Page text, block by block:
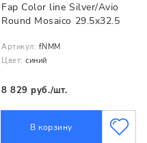
Fap Color line Silver/Avio
Round Mosaico 29.5x32.5
Артикул: fNMM
Цвет: синий
8 829 руб./шт.
В корзину